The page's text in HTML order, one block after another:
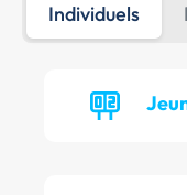
Individuels